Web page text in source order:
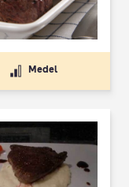
Medel